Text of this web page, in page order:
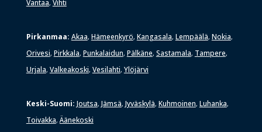
Vantaa, Vihti
Pirkanmaa: Akaa, Hämeenkyrö, Kangasala, Lempäälä, Nokia,
Orivesi, Pirkkala, Punkalaidun, Pälkäne, Sastamala, Tampere,
Urjala, Valkeakoski, Vesilahti, Ylöjärvi
Keski-Suomi: Joutsa, Jämsä, Jyväskylä, Kuhmoinen, Luhanka,
Toivakka,Äänekoski